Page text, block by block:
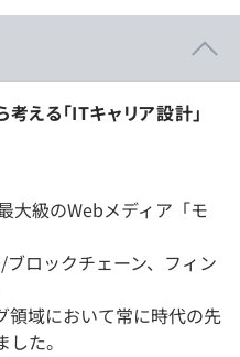
える「ITキャリア設計」
大級のWebメディア「モ
ロックチェーン、フィン
領域において常に時代の先
た。